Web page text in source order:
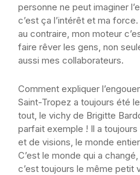
personne ne peut imaginer
c’est ça l’intérêt et ma
au contraire, mon moteur
faire rêver les gens, non
aussi mes collaborateurs.
Comment expliquer
Saint-Tropez a toujours été
tout, le vichy de Brigitte
parfait exemple ! Il a
et de visions, le monde
C’est le monde qui a
c’est toujours le même petit